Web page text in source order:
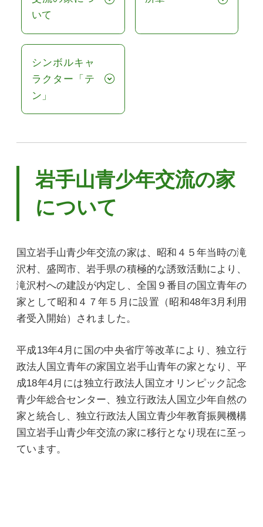
いて
シンボルキャ
ラクター「テ
ン」
岩手山青少年交流の家
について
国立岩手山青少年交流の家は、昭和４５年当時の滝
沢村、盛岡市、岩手県の積極的な誘致活動により、
滝沢村への建設が内定し、全国９番目の国立青年の
家として昭和４７年５月に設置（昭和48年3月利用
者受入開始）されました。
平成13年4月に国の中央省庁等改革により、独立行
政法人国立青年の家国立岩手山青年の家となり、平
成18年4月には独立行政法人国立オリンピック記念
青少年総合センター、独立行政法人国立少年自然の
家と統合し、独立行政法人国立青少年教育振興機構
国立岩手山青少年交流の家に移行となり現在に至っ
ています。